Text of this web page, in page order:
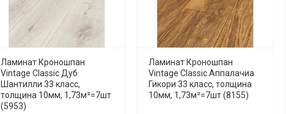
Ламинат Кроношпан
Vintage Classic Дуб
Шантилли 33 класс,
толщина 10мм, 1,73м²=7шт
(5953)
Ламинат Кроношпан
Vintage Classic Аппалачиа
Гикори 33 класс, толщина
10мм, 1,73м²=7шт (8155)